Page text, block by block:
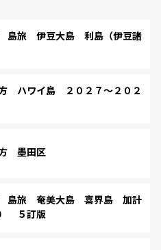
島旅 伊豆大島 利島（伊豆諸
ハワイ島 ２０２７～２０２
墨田区
島旅 奄美大島 喜界島 加計
５訂版